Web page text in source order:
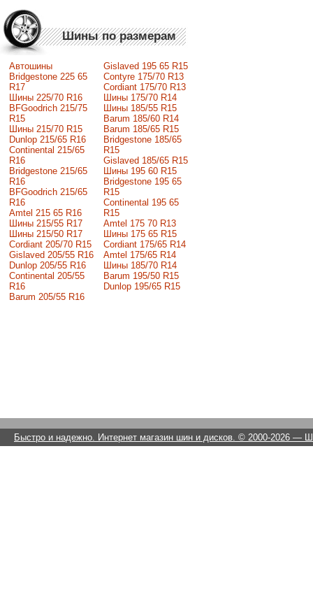
Шины по размерам
Автошины
Bridgestone 225 65
R17
Шины 225/70 R16
BFGoodrich 215/75
R15
Шины 215/70 R15
Dunlop 215/65 R16
Continental 215/65
R16
Bridgestone 215/65
R16
BFGoodrich 215/65
R16
Amtel 215 65 R16
Шины 215/55 R17
Шины 215/50 R17
Сordiant 205/70 R15
Gislaved 205/55 R16
Dunlop 205/55 R16
Continental 205/55
R16
Barum 205/55 R16
Gislaved 195 65 R15
Contyre 175/70 R13
Cordiant 175/70 R13
Шины 175/70 R14
Шины 185/55 R15
Barum 185/60 R14
Barum 185/65 R15
Bridgestone 185/65
R15
Gislaved 185/65 R15
Шины 195 60 R15
Bridgestone 195 65
R15
Continental 195 65
R15
Amtel 175 70 R13
Шины 175 65 R15
Cordiant 175/65 R14
Amtel 175/65 R14
Шины 185/70 R14
Barum 195/50 R15
Dunlop 195/65 R15
Быстро и надежно. Интернет магазин шин и дисков. © 2000-2026 —